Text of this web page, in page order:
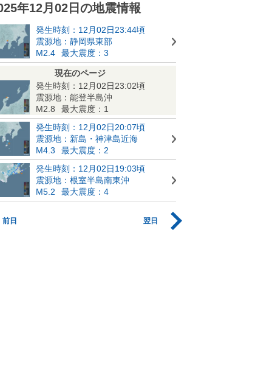
年12月02日の地震情報
発生時刻：12月02日23:44頃
震源地：静岡県東部
M2.4
最大震度：3
現在のページ
発生時刻：12月02日23:02頃
震源地：能登半島沖
M2.8
最大震度：1
発生時刻：12月02日20:07頃
震源地：新島・神津島近海
M4.3
最大震度：2
発生時刻：12月02日19:03頃
震源地：根室半島南東沖
M5.2
最大震度：4
前日 翌日